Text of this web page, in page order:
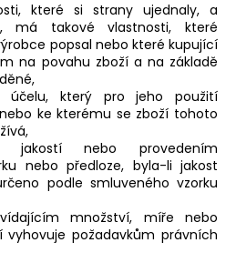
které si strany ujednaly, a
má takové vlastnosti, které
popsal nebo které kupující
na povahu zboží a na základě
který pro jeho použití
ke kterému se zboží tohoto
jakostí nebo provedením
nebo předloze, byla-li jakost
podle smluveného vzorku
množství, míře nebo
vyhovuje požadavkům právních